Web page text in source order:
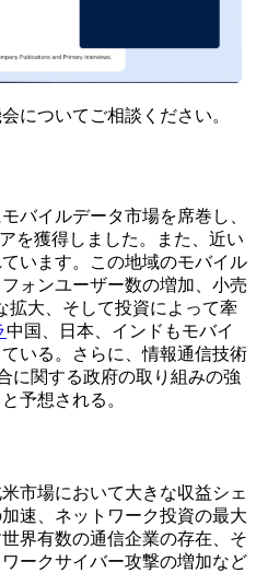
についてご相談ください。
バイルデータ市場を席巻し、
を獲得しました。また、近い
います。この地域のモバイル
ォンユーザー数の増加、小売
拡大、そして投資によって牽
中国、日本、インドもモバイ
いる。さらに、情報通信技術
に関する政府の取り組みの強
予想される。
市場において大きな収益シェ
速、ネットワーク投資の最大
界有数の通信企業の存在、そ
ークサイバー攻撃の増加など